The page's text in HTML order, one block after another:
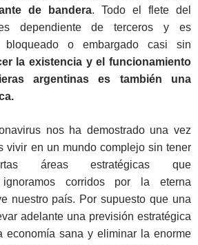
de bandera. Todo el flete del
dependiente de terceros y es
o embargado casi sin
la existencia y el funcionamiento
argentinas es también una
nos ha demostrado una vez
vivir en un mundo complejo sin tener
áreas estratégicas que
ignoramos corridos por la eterna
nuestro país. Por supuesto que una
adelante una previsión estratégica
economía sana y eliminar la enorme